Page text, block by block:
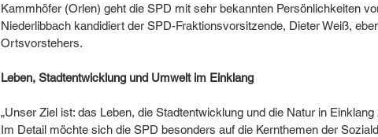
Kammhöfer (Orlen) geht die SPD mit sehr bekannten Persönlichkeiten
Niederlibbach kandidiert der SPD-Fraktionsvorsitzende, Dieter Weiß,
Ortsvorstehers.
Leben, Stadtentwicklung und Umwelt im Einklang
„Unser Ziel ist: das Leben, die Stadtentwicklung und die Natur in
Im Detail möchte sich die SPD besonders auf die Kernthemen der